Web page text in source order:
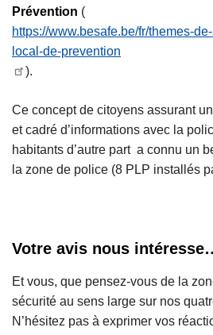
Prévention (
https://www.besafe.be/fr/themes-
local-de-prevention
).
Ce concept de citoyens assurant
et cadré d’informations avec la
habitants d’autre part a connu un
la zone de police (8 PLP installés
Votre avis nous
Et vous, que pensez-vous de la
sécurité au sens large sur nos
N’hésitez pas à exprimer vos